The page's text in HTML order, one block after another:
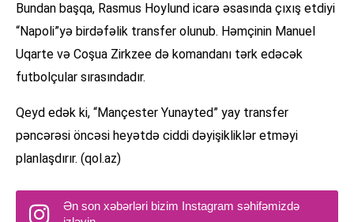
Bundan başqa, Rasmus Hoylund icarə əsasında çıxış etdiyi
“Napoli”yə birdəfəlik transfer olunub. Həmçinin Manuel
Uqarte və Coşua Zirkzee də komandanı tərk edəcək
futbolçular sırasındadır.
Qeyd edək ki, “Mançester Yunayted” yay transfer
pəncərəsi öncəsi heyətdə ciddi dəyişikliklər etməyi
planlaşdırır. (qol.az)
Ən son xəbərləri bizim Instagram səhifəmizdə